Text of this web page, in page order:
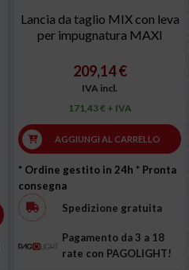
Lancia da taglio MIX con leva
per impugnatura MAXI
209,14 €
IVA incl.
171,43 € + IVA
AGGIUNGI AL CARRELLO
* Ordine gestito in 24h * Pronta
consegna
Spedizione gratuita
Pagamento da 3 a 18
rate con PAGOLIGHT!